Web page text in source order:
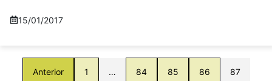
15/01/2017
Anterior 1 … 84 85 86 87